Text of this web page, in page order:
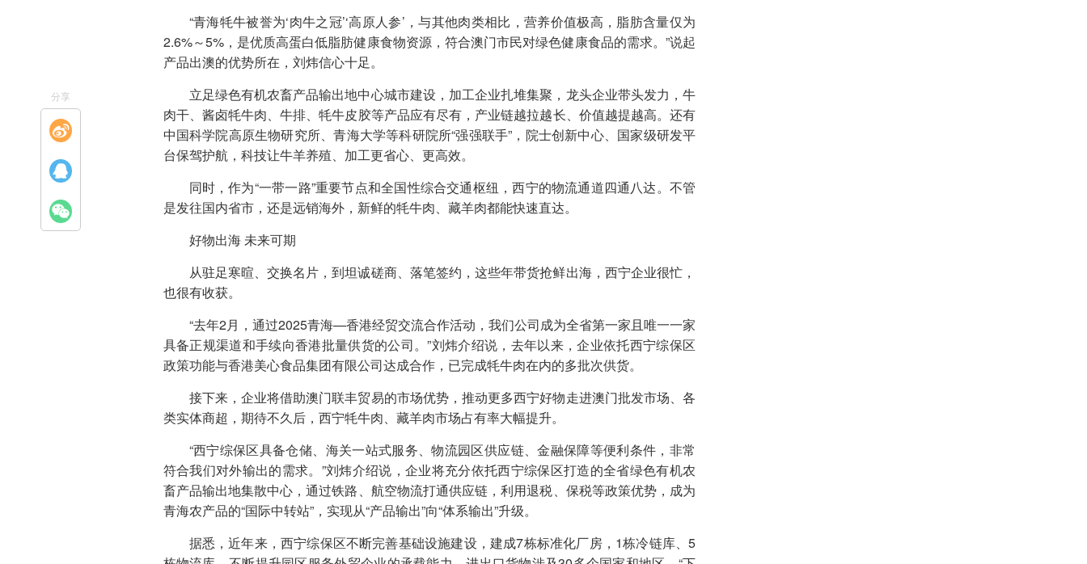
“青海牦牛被誉为‘肉牛之冠’‘高原人参’，与其他肉类相比，营养价值极高，脂肪含量仅为
2.6%～5%，是优质高蛋白低脂肪健康食物资源，符合澳门市民对绿色健康食品的需求。”说起
产品出澳的优势所在，刘炜信心十足。
立足绿色有机农畜产品输出地中心城市建设，加工企业扎堆集聚，龙头企业带头发力，牛
肉干、酱卤牦牛肉、牛排、牦牛皮胶等产品应有尽有，产业链越拉越长、价值越提越高。还有
中国科学院高原生物研究所、青海大学等科研院所“强强联手”，院士创新中心、国家级研发平
台保驾护航，科技让牛羊养殖、加工更省心、更高效。
同时，作为“一带一路”重要节点和全国性综合交通枢纽，西宁的物流通道四通八达。不管
是发往国内省市，还是远销海外，新鲜的牦牛肉、藏羊肉都能快速直达。
好物出海 未来可期
从驻足寒暄、交换名片，到坦诚磋商、落笔签约，这些年带货抢鲜出海，西宁企业很忙，
也很有收获。
“去年2月，通过2025青海—香港经贸交流合作活动，我们公司成为全省第一家且唯一一家
具备正规渠道和手续向香港批量供货的公司。”刘炜介绍说，去年以来，企业依托西宁综保区
政策功能与香港美心食品集团有限公司达成合作，已完成牦牛肉在内的多批次供货。
接下来，企业将借助澳门联丰贸易的市场优势，推动更多西宁好物走进澳门批发市场、各
类实体商超，期待不久后，西宁牦牛肉、藏羊肉市场占有率大幅提升。
“西宁综保区具备仓储、海关一站式服务、物流园区供应链、金融保障等便利条件，非常
符合我们对外输出的需求。”刘炜介绍说，企业将充分依托西宁综保区打造的全省绿色有机农
畜产品输出地集散中心，通过铁路、航空物流打通供应链，利用退税、保税等政策优势，成为
青海农产品的“国际中转站”，实现从“产品输出”向“体系输出”升级。
据悉，近年来，西宁综保区不断完善基础设施建设，建成7栋标准化厂房，1栋冷链库、5
分享